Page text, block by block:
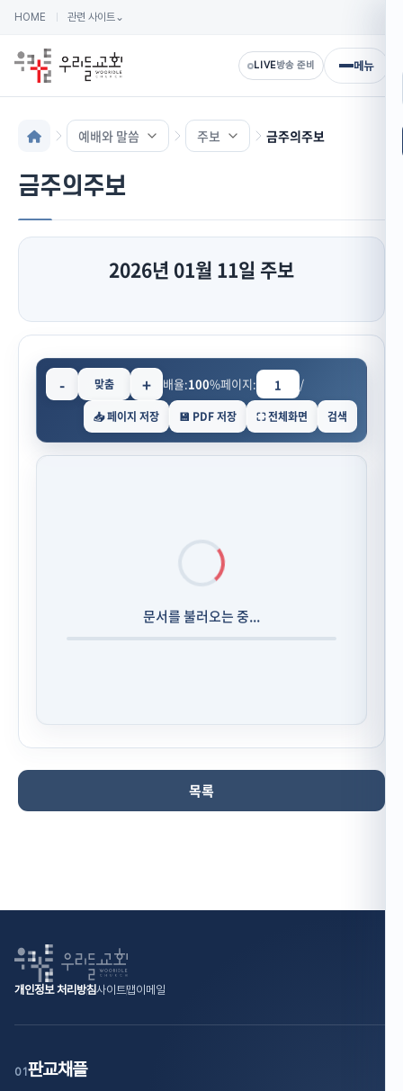
HOME 관련 사이트⌄
LIVE방송 준비 메뉴
예배와 말씀 주보 금주의주보
금주의주보
2026년 01월 11일 주보
- 맞춤 + 배율:100%페이지: /
📥 페이지 저장 💾 PDF 저장 ⛶ 전체화면 검색
문서를 불러오는 중...
목록
개인정보 처리방침사이트맵이메일
01 판교채플